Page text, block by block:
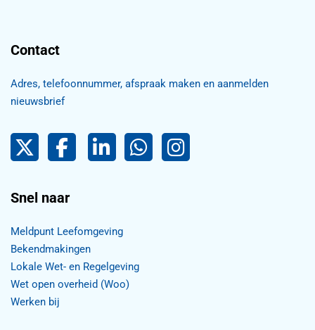
Contact
Adres, telefoonnummer, afspraak maken en aanmelden
nieuwsbrief
Pijnacker-Nootdorp op Twitter
FacebookLinkedIn Pijnacker-Nootdorp,
Pijnacker-Nootdorp WhatsApp
Snel naar
Meldpunt Leefomgeving
Bekendmakingen
Lokale Wet- en Regelgeving
Wet open overheid (Woo)
Werken bij